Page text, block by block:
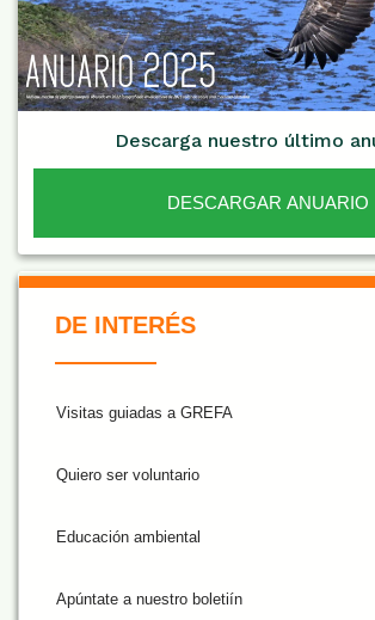
Descarga nuestro último
DESCARGAR ANUARIO
De Interés NARANJA
DE INTERÉS
Visitas guiadas a GREFA
Quiero ser voluntario
Educación ambiental
Apúntate a nuestro boletiín